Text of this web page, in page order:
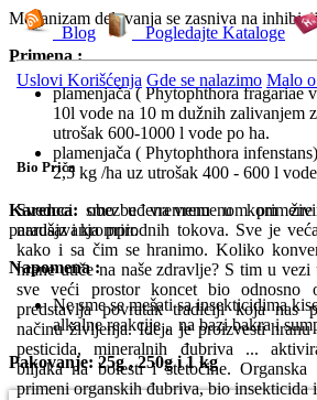
Blog Pogledajte Kataloge
Uslovi Korišćenja Gde se nalazimo Malo o
Bio Priča
Svedoci smo u vremenu u kom
narušavanja prirodnih tokova. Sve je
kako i sa čim se hranimo. Koliko
hrane utiče na naše zdravlje? S tim u
sve veći prostor koncet bio odnosno
predstavlja povratak tradiciji koja nas
načinu življenja. Ideja je proizvesti
pesticida, mineralnih đubriva ...
biljaka na bolesti i štetočine. Organska
primeni organskih đubriva, bio insekticida
Mehanizam delovanja se zasniva na
Primena :
plamenjača ( Phytophthora fragariae
10l vode na 10 m dužnih zalivanjem
utrošak 600-1000 l vode po ha.
plamenjača ( Phytophthora
2,5 kg /ha uz utrošak 400 - 600 l
Karenca: obezbeđena vremenom
paradajz i krompir.
Napomena :
Ne sme se mešati sa insekticidima
alkalne reakcije , na bazi bakra i
Pakovanje: 25g , 250g i 1 kg